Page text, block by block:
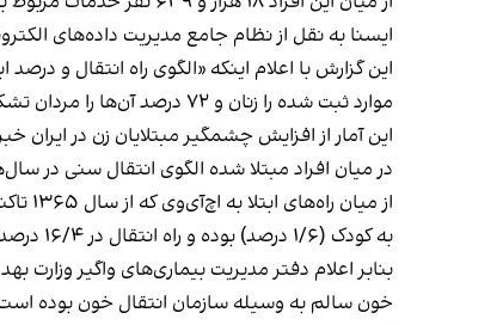
ایسنا به نقل از نظام جامع مدیریت داده‌های الکترونیک اچ‌آی‌وی کشور نوشت ۸۱ درصد کل موارد ابتلا به
موارد ثبت شده را زنان و ۷۲ درصد آن‌ها را مردان تشکیل می‌دهند.»
این آمار از افزایش چشمگیر مبتلایان زن در ایران
در میان افراد مبتلا شده الگوی انتقال سنی در
به کودک (۱/۶ درصد) بوده و راه انتقال در ۱۶/۴ درصد از این گروه نامشخص مانده است.
خون سالم به وسیله سازمان انتقال خون بوده